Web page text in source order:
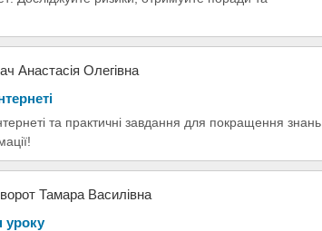
Анастасія Олегівна
та практичні завдання для покращення знань.
Тамара Василівна
уроку